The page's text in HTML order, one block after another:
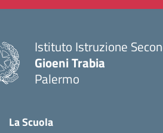
Istituto Istruzione
Gioeni Trabia
Palermo
La Scuola